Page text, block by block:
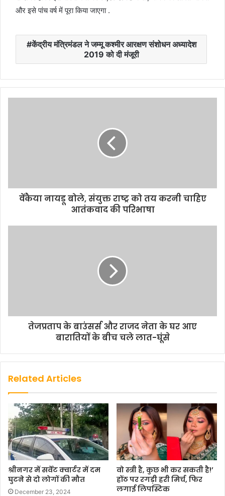
और इसे पांच वर्ष में पूरा किया जाएगा .
केंद्रीय मंत्रिमंडल ने जम्मू कश्मीर आरक्षण संशोधन अध्यादेश
2019 को दी मंजूरी
वेंकैया नायडू बोले, संयुक्त राष्ट्र को तय करनी चाहिए
आतंकवाद की परिभाषा
तेजप्रताप के बाउंसर्स और राजद नेता के घर आए
बारातियों के बीच चले लात-घूंसे
Related Articles
श्रीनगर में सर्वेंट क्वार्टर में दम
घुटने से दो लोगों की मौत
December 23, 2024
वो स्त्री है, कुछ भी कर सकती है!’
होंठ पर रगड़ी हरी मिर्च, फिर
लगाई लिपस्टिक